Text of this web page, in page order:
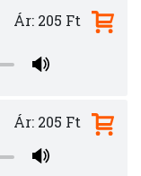
Ár: 205 Ft
Ár: 205 Ft